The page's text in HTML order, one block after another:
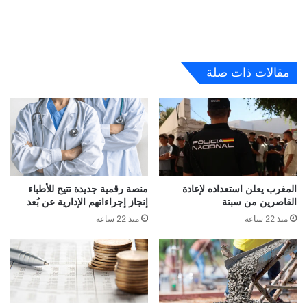
مقالات ذات صلة
المغرب يعلن استعداده لإعادة
القاصرين من سبتة
منذ 22 ساعة
منصة رقمية جديدة تتيح للأطباء
إنجاز إجراءاتهم الإدارية عن بُعد
منذ 22 ساعة